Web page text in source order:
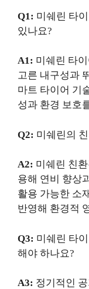
Q1: 미쉐린 타
있나요?
A1: 미쉐린 타
고른 내구성과
마트 타이어 기
성과 환경 보호
Q2: 미쉐린의
A2: 미쉐린 친
용해 연비 향상
활용 가능한 소
반영해 환경적
Q3: 미쉐린 타
해야 하나요?
A3: 정기적인